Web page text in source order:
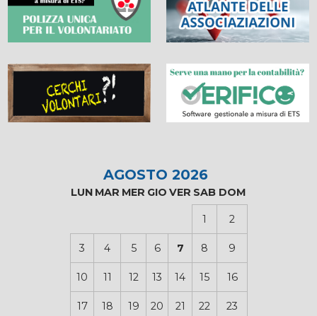
AGOSTO 2026
LUN MAR MER GIO VER SAB DOM
1 2
3 4 5 6 7 8 9
10 11 12 13 14 15 16
17 18 19 20 21 22 23